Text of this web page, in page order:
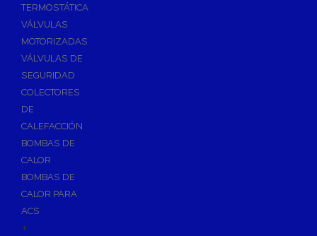
TERMOSTÁTICA
VÁLVULAS
MOTORIZADAS
VÁLVULAS DE
SEGURIDAD
COLECTORES
DE
CALEFACCIÓN
BOMBAS DE
CALOR
BOMBAS DE
CALOR PARA
ACS
+